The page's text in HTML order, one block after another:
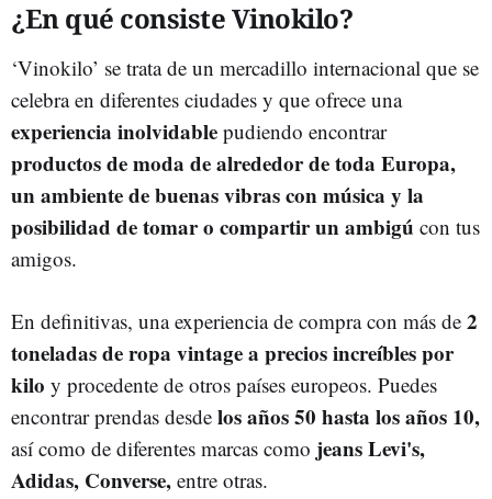
¿En qué consiste Vinokilo?
‘Vinokilo’ se trata de un mercadillo internacional que se
celebra en diferentes ciudades y que ofrece una
experiencia inolvidable pudiendo encontrar
productos de moda de alrededor de toda Europa,
un ambiente de buenas vibras con música y la
posibilidad de tomar o compartir un ambigú con tus
amigos.
En definitivas, una experiencia de compra con más de 2
toneladas de ropa vintage a precios increíbles por
kilo y procedente de otros países europeos. Puedes
encontrar prendas desde los años 50 hasta los años 10,
así como de diferentes marcas como jeans Levi's,
Adidas, Converse, entre otras.